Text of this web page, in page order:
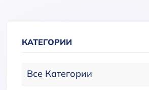
КАТЕГОРИИ
Все Категории